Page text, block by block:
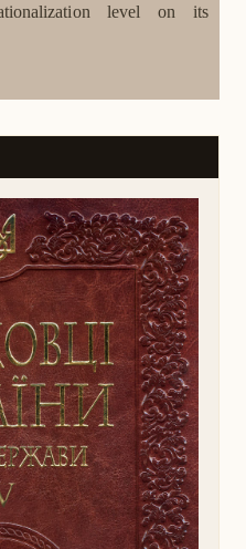
level on its